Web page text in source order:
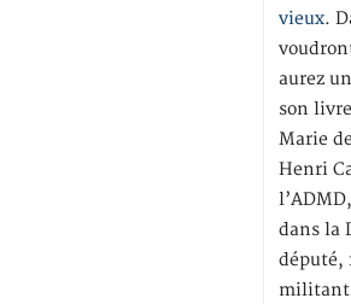
vieux.
aurez
son
Marie
Henri
dans la
député,
militant